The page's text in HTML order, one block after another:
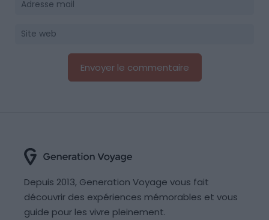
Depuis 2013, Generation Voyage vous fait
découvrir des expériences mémorables et vous
guide pour les vivre pleinement.